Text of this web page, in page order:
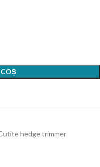
hedge trimmer